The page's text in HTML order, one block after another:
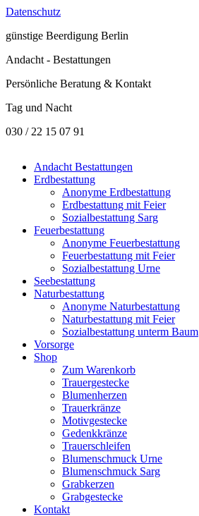
Datenschutz
günstige Beerdigung Berlin
Andacht - Bestattungen
Persönliche Beratung & Kontakt
Tag und Nacht
030 / 22 15 07 91
Andacht Bestattungen
Erdbestattung
Anonyme Erdbestattung
Erdbestattung mit Feier
Sozialbestattung Sarg
Feuerbestattung
Anonyme Feuerbestattung
Feuerbestattung mit Feier
Sozialbestattung Urne
Seebestattung
Naturbestattung
Anonyme Naturbestattung
Naturbestattung mit Feier
Sozialbestattung unterm Baum
Vorsorge
Shop
Zum Warenkorb
Trauergestecke
Blumenherzen
Trauerkränze
Motivgestecke
Gedenkkränze
Trauerschleifen
Blumenschmuck Urne
Blumenschmuck Sarg
Grabkerzen
Grabgestecke
Kontakt